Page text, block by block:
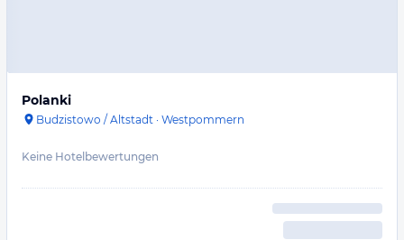
Polanki
Budzistowo / Altstadt · Westpommern
Keine Hotelbewertungen